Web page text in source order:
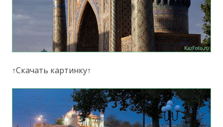
↑Скачать картинку↑